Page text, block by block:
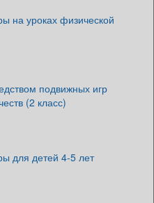
на уроках физической
подвижных игр
(2 класс)
для детей 4-5 лет